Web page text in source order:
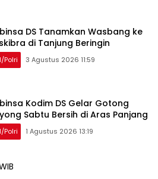
DS Tanamkan Wasbang ke
di Tanjung Beringin
Polri 3 Agustus 2026 11:59
Kodim DS Gelar Gotong
Sabtu Bersih di Aras Panjang
Polri 1 Agustus 2026 13:19